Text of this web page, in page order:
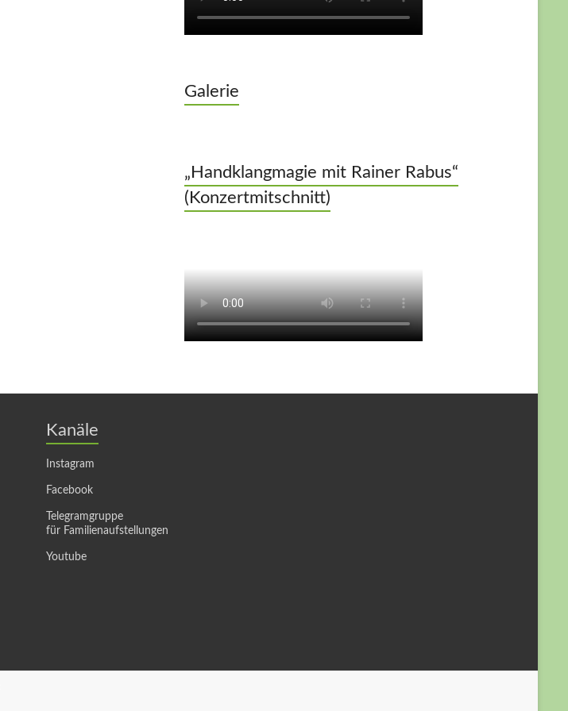
Galerie
„Handklangmagie mit Rainer Rabus“
(Konzertmitschnitt)
Kanäle
Instagram
Facebook
Telegramgruppe
für Familienaufstellungen
Youtube